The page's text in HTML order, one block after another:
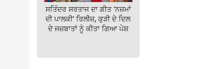
ਸਤਿੰਦਰ ਸਰਤਾਜ ਦਾ ਗੀਤ ‘ਨਜ਼ਮਾਂ
ਦੀ ਪਾਲਕੀ’ ਰਿਲੀਜ਼, ਕੁੜੀ ਦੇ ਦਿਲ
ਦੇ ਜਜ਼ਬਾਤਾਂ ਨੂੰ ਕੀਤਾ ਗਿਆ ਪੇਸ਼